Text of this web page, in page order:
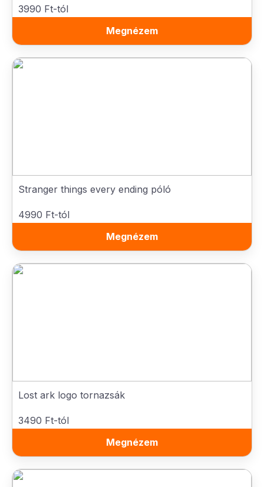
3990 Ft-tól
Megnézem
Stranger things every ending póló
4990 Ft-tól
Megnézem
Lost ark logo tornazsák
3490 Ft-tól
Megnézem